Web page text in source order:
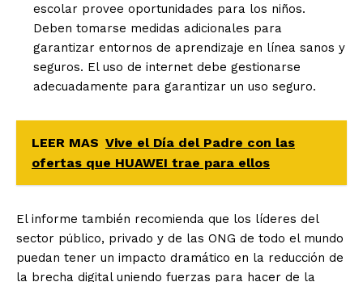
escolar provee oportunidades para los niños.
Deben tomarse medidas adicionales para
garantizar entornos de aprendizaje en línea sanos y
seguros. El uso de internet debe gestionarse
adecuadamente para garantizar un uso seguro.
LEER MAS Vive el Día del Padre con las
ofertas que HUAWEI trae para ellos
El informe también recomienda que los líderes del
sector público, privado y de las ONG de todo el mundo
puedan tener un impacto dramático en la reducción de
la brecha digital uniendo fuerzas para hacer de la